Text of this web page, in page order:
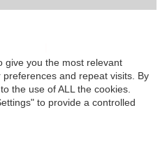
give you the most relevant
and repeat visits. By
the use of ALL the cookies.
to provide a controlled